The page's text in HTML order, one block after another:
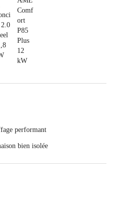
performant
bien isolée